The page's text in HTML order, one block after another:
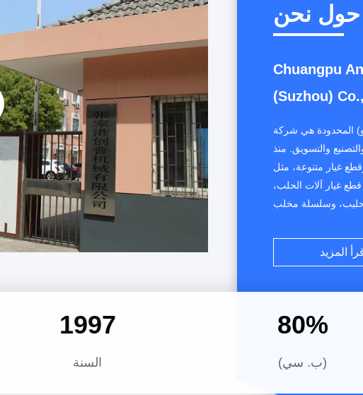
حول نحن
Chuangpu
(Suzhou)
المحدودة هي شركة
والتسويق. منذ
آلات وقطع غيار متنوعة، مثل
غيار آلات الحلب،
وسلسلة مخلب
بالتفصيل كما
المزيد
1997
السنة
80%
(ب. سي)